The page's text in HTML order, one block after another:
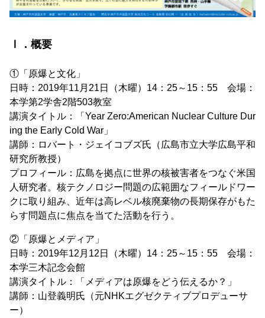
Ⅰ．概要
①「原爆と文化」
日時：2019年11月21日（木曜）14：25～15：55 会場：
本学第2学舎2階503教室
講演タイトル：「Year Zero:American Nuclear Culture Dur
ing the Early Cold War」
講師：ロバート・ジェイコブズ氏（広島市立大学広島平和
研究所教授）
プロフィール：広島を拠点に世界の核被害者をつなぐ米国
人研究者。核テクノロジー問題の広範囲なフィールドワー
クに取り組み、近年は高レベル核廃棄物の長期保存がもた
らす問題点に焦点を当てた活動を行う。
②「原爆とメディア」
日時：2019年12月12日（木曜）14：25～15：55 会場：
本学三木記念会館
講演タイトル：「メディアは原爆をどう伝えるか？」
講師：山登義明氏（元NHKエグゼクティブプロデューサ
ー）